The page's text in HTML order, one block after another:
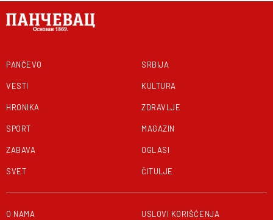
PANČEVO
VESTI
HRONIKA
SPORT
ZABAVA
SVET
SRBIJA
KULTURA
ZDRAVLJE
MAGAZIN
OGLASI
ČITULJE
O NAMA USLOVI KORIŠĆENJA